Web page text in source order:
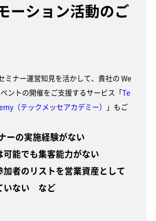
ーション活動のご
ミナー運営知見を活かして、貴社の We
ントの開催をご支援するサービス「 Te
（テックメッセアカデミー）
」もご
ーの実施経験がない
可能でも集客能力がない
加者のリストを営業資産として
いない など